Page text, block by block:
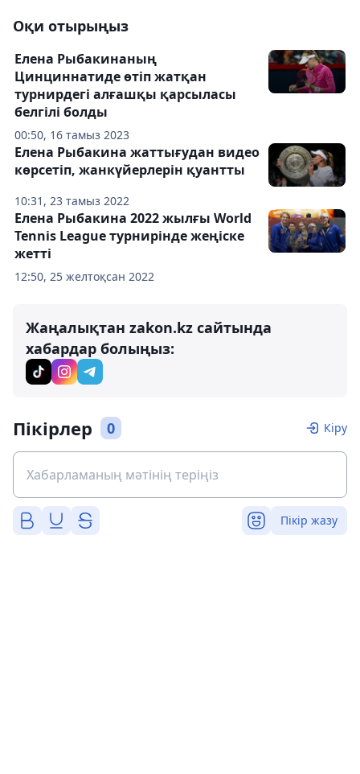
Оқи отырыңыз
00:50, 16 тамыз 2023
Елена Рыбакинаның
Цинциннатиде өтіп жатқан
турнирдегі алғашқы қарсыласы
белгілі болды
10:31, 23 тамыз 2022
Елена Рыбакина жаттығудан видео
көрсетіп, жанкүйерлерін қуантты
12:50, 25 желтоқсан 2022
Елена Рыбакина 2022 жылғы World
Tennis League турнирінде жеңіске
жетті
Жаңалықтан zakon.kz сайтында
хабардар болыңыз:
Пікірлер 0 Кіру
Пікір жазу